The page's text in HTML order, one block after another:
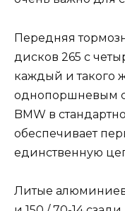
Передняя
дисков 265 с
каждый и такого
однопоршневым
BMW в
обеспечивает
единственную
Литые